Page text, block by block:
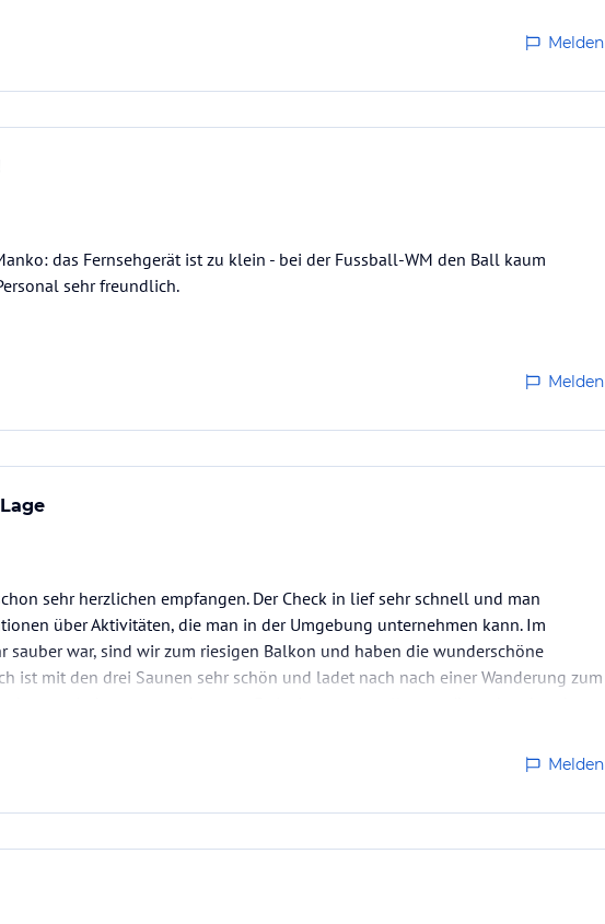
Melden
das Fernsehgerät ist zu klein - bei der Fussball-WM den Ball kaum
sehr freundlich.
Melden
sehr herzlichen empfangen. Der Check in lief sehr schnell und man
über Aktivitäten, die man in der Umgebung unternehmen kann. Im
sauber war, sind wir zum riesigen Balkon und haben die wunderschöne
ist mit den drei Saunen sehr schön und ladet nach nach einer Wanderung zum
Melden